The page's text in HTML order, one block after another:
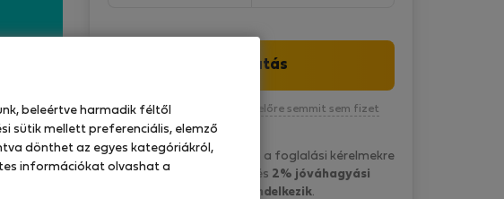
Folytatás
Kötelezettség nélkül, egyelőre semmit sem fizet
P&O Serviced A. általában a foglalási kérelmekre
15 óra belül válaszol
és 2% jóváhagyási
aránnyal rendelkezik.
beleértve harmadik féltől
sütik mellett preferenciális, elemző
dönthet az egyes kategóriákról,
információkat olvashat a